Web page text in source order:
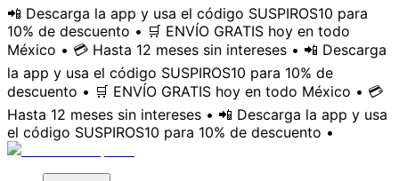
📲 Descarga la app y usa el código SUSPIROS10 para
10% de descuento • 🛒 ENVÍO GRATIS hoy en todo
México • 💳 Hasta 12 meses sin intereses • 📲 Descarga
la app y usa el código SUSPIROS10 para 10% de
descuento • 🛒 ENVÍO GRATIS hoy en todo México • 💳
Hasta 12 meses sin intereses • 📲 Descarga la app y usa
el código SUSPIROS10 para 10% de descuento •